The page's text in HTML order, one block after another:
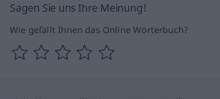
Sagen Sie uns Ihre Meinung!
Wie gefällt Ihnen das Online Wörterbuch?